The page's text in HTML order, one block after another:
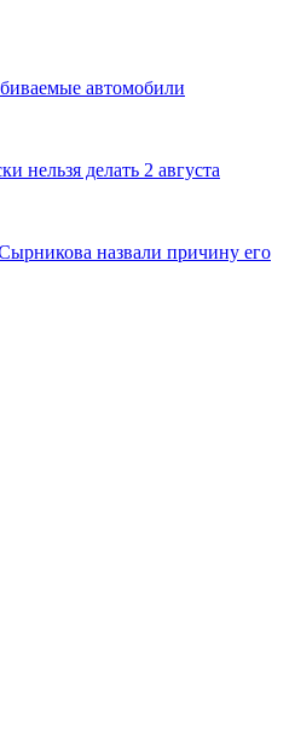
автомобили
нельзя делать 2 августа
назвали причину его